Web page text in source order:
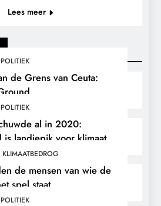
de Grens van Ceuta:
al in 2020:
is landjepik voor klimaat
KLIMAATBEDROG
de mensen van wie de
spel staat,
Lees meer